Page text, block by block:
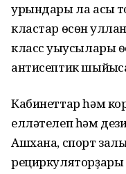
урындары ла асыҡ
кластар ѳсѳн
класс уҡыусылары
антисептик
Кабинеттар һәм
елләтелеп һәм
Ашхана, спорт